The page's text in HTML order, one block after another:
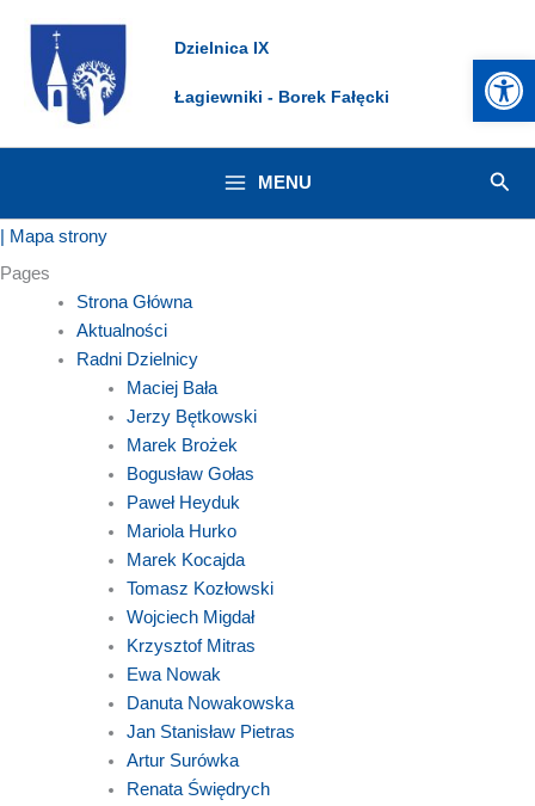
Przejdź
do
treści
Dzielnica IX
Łagiewniki - Borek Fałęcki
MENU
| Mapa strony
Pages
Strona Główna
Aktualności
Radni Dzielnicy
Maciej Bała
Jerzy Bętkowski
Marek Brożek
Bogusław Gołas
Paweł Heyduk
Mariola Hurko
Marek Kocajda
Tomasz Kozłowski
Wojciech Migdał
Krzysztof Mitras
Ewa Nowak
Danuta Nowakowska
Jan Stanisław Pietras
Artur Surówka
Renata Świędrych